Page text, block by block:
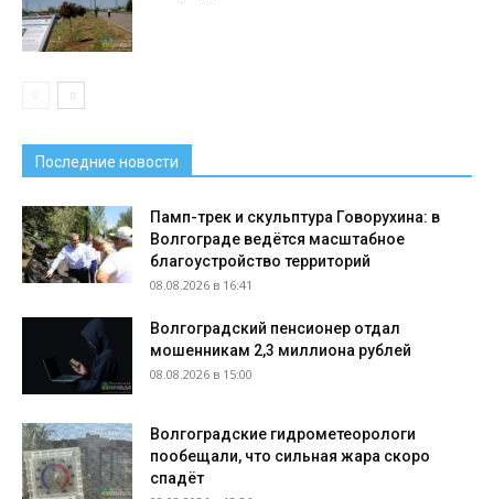
Последние новости
Памп-трек и скульптура Говорухина: в
Волгограде ведётся масштабное
благоустройство территорий
08.08.2026 в 16:41
Волгоградский пенсионер отдал
мошенникам 2,3 миллиона рублей
08.08.2026 в 15:00
Волгоградские гидрометеорологи
пообещали, что сильная жара скоро
спадёт